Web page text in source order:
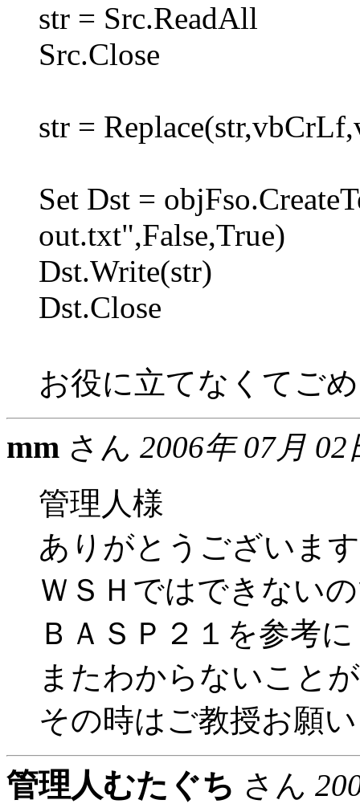
str = Src.ReadAll
Src.Close
str =
Set Dst =
out.txt",False,True)
Dst.Write(str)
Dst.Close
お役に立てなくてご
mm さん 2006年 07月
管理人様
ありがとうございま
ＷＳＨではできない
ＢＡＳＰ２１を参考
またわからないこと
その時はご教授お願
管理人むたぐち さん